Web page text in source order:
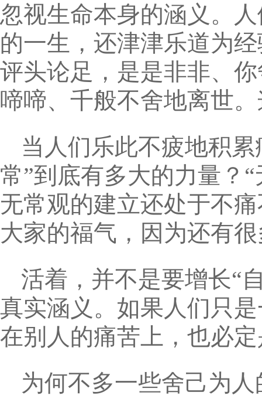
忽视生命本身的涵义。
的一生，还津津乐道为
评头论足，是是非非、
啼啼、千般不舍地离世
当人们乐此不疲地积
常”到底有多大的力量？
无常观的建立还处于不
大家的福气，因为还有
活着，并不是要增长“
真实涵义。如果人们只
在别人的痛苦上，也必
为何不多一些舍己为